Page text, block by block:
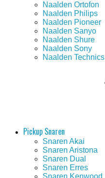
Naalden Ortofon
Naalden Philips
Naalden Pioneer
Naalden Sanyo
Naalden Shure
Naalden Sony
Naalden Technics
Pickup Snaren
Snaren Akai
Snaren Aristona
Snaren Dual
Snaren Erres
Snaren Kenwood